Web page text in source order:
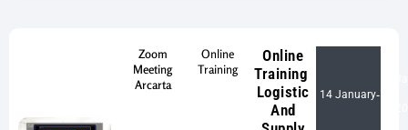
Zoom
Meeting
Arcarta
Online
Training
Online
Training
Logistic
And
14 January-